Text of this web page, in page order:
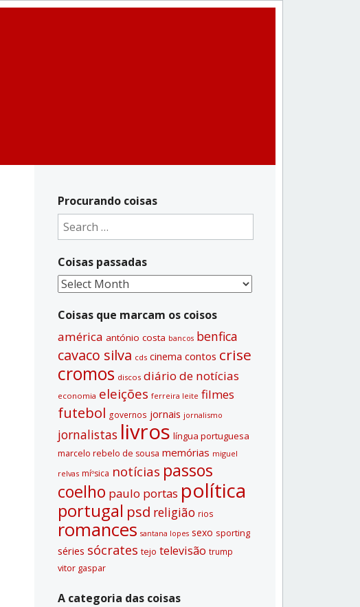
Procurando coisas
Search
for:
Coisas passadas
Coisas
Coisas que marcam os coisos
américa antónio costa bancos benfica
cavaco silva cds cinema contos crise
cromos discos diário de notí­cias
economia eleições ferreira leite filmes
futebol governos jornais jornalismo
jornalistas livros lí­ngua portuguesa
marcelo rebelo de sousa memórias miguel
relvas míºsica notí­cias passos
coelho paulo portas polí­tica
portugal psd religião rios
romances santana lopes sexo sporting
séries sócrates tejo televisão trump
vitor gaspar
A categoria das coisas